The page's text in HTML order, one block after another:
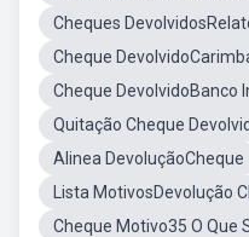
Cheques
Cheque
Cheque DevolvidoBanco
Quitação Cheque
Alinea DevoluçãoCheque
Lista MotivosDevolução
Cheque Motivo35 O Que